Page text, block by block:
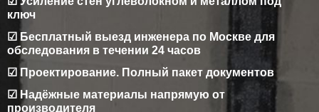
ключ
☑ Бесплатный выезд инженера по Москве для
обследования в течении 24 часов
☑ Проектирование. Полный пакет документов
☑ Надёжные материалы напрямую от
производителя